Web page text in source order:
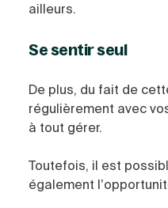
ailleurs.
Se sentir seul
De plus, du fait de
régulièrement avec
à tout gérer.
Toutefois, il est
également